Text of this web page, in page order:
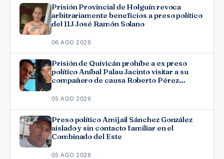
Prisión Provincial de Holguín revoca
arbitrariamente beneficios a preso político
del 11J José Ramón Solano
06 AGO 2026
Prisión de Quivicán prohíbe a ex preso
político Aníbal Palau Jacinto visitar a su
compañero de causa Roberto Pérez
05 AGO 2026
Preso político Amijail Sánchez González
aislado y sin contacto familiar en el
Combinado del Este
05 AGO 2026